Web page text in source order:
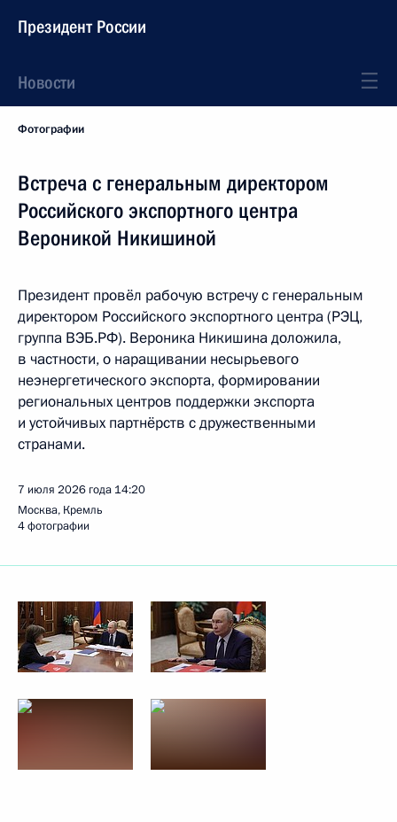
Президент России
Новости
Фотографии
Встреча с генеральным директором
Российского экспортного центра
Вероникой Никишиной
Президент провёл рабочую встречу с генеральным
директором Российского экспортного центра (РЭЦ,
группа ВЭБ.РФ). Вероника Никишина доложила,
в частности, о наращивании несырьевого
неэнергетического экспорта, формировании
региональных центров поддержки экспорта
и устойчивых партнёрств с дружественными
странами.
7 июля 2026 года 14:20
Москва, Кремль
4 фотографии